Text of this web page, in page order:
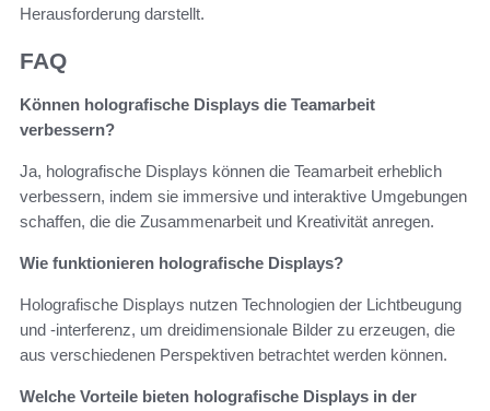
Herausforderung darstellt.
FAQ
Können holografische Displays die Teamarbeit
verbessern?
Ja, holografische Displays können die Teamarbeit erheblich
verbessern, indem sie immersive und interaktive Umgebungen
schaffen, die die Zusammenarbeit und Kreativität anregen.
Wie funktionieren holografische Displays?
Holografische Displays nutzen Technologien der Lichtbeugung
und -interferenz, um dreidimensionale Bilder zu erzeugen, die
aus verschiedenen Perspektiven betrachtet werden können.
Welche Vorteile bieten holografische Displays in der